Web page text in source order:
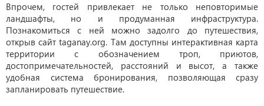
Впрочем, гостей привлекает не только неповторимые
ландшафты, но и продуманная инфраструктура.
Познакомиться с ней можно задолго до путешествия,
открыв сайтtaganay.org. Там доступны интерактивная карта
территории с обозначением троп, приютов,
достопримечательностей, расстояний и высот, а также
удобная система бронирования, позволяющая сразу
запланировать путешествие.